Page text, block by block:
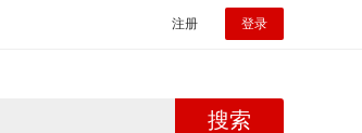
注册 登录
搜索